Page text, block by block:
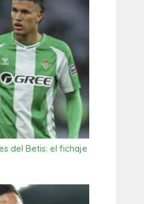
del Betis: el fichaje